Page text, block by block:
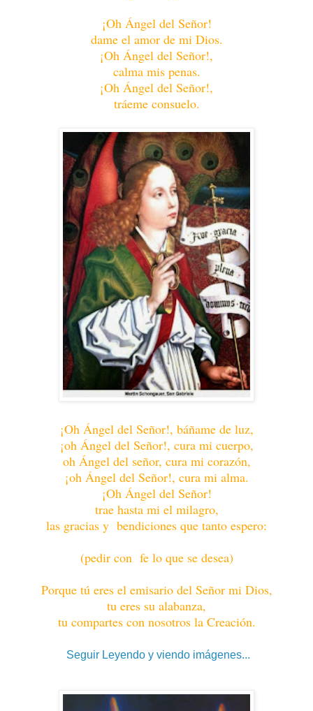
¡Oh Ángel del Señor!
dame el amor de mi Dios.
¡Oh Ángel del Señor!,
calma mis penas.
¡Oh Ángel del Señor!,
tráeme consuelo.
¡Oh Ángel del Señor!, báñame de luz,
¡oh Ángel del Señor!, cura mi cuerpo,
oh Ángel del señor, cura mi corazón,
¡oh Ángel del Señor!, cura mi alma.
¡Oh Ángel del Señor!
trae hasta mi el milagro,
las gracias y bendiciones que tanto espero:
(pedir con fe lo que se desea)
Porque tú eres el emisario del Señor mi Dios,
tu eres su alabanza,
tu compartes con nosotros la Creación.
Seguir Leyendo y viendo imágenes...